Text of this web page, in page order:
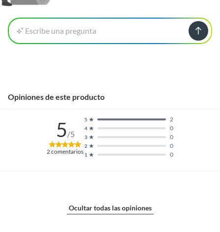
Escribe una pregunta
Opiniones de este producto
5/5
2comentarios 1 0
2 0
3 0
4 0
5 2
Ocultar todas las opiniones